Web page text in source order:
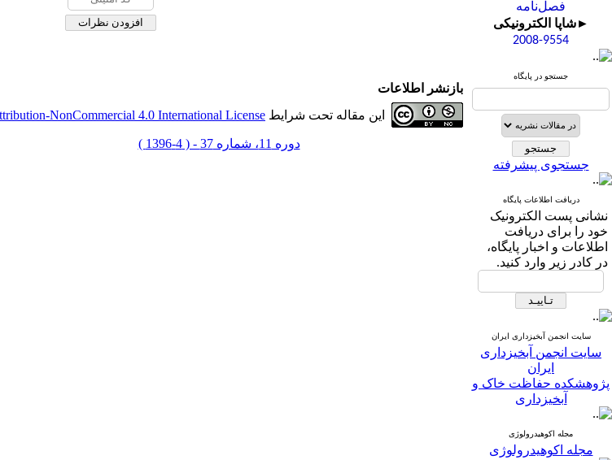
فصل‌نامه
►شاپا الکترونیکی
2008-9554
جستجو در پایگاه
جستجوی پیشرفته
دریافت اطلاعات پایگاه
نشانی پست الکترونیک
خود را برای دریافت
اطلاعات و اخبار پایگاه،
در کادر زیر وارد کنید.
سایت انجمن آبخیزداری ایران
سایت انجمن آبخیزداری
ایران
پژوهشکده حفاظت خاک و
آبخیزداری
مجله اکوهیدرولوژی
مجله اکوهیدرولوژی
بازنشر اطلاعات
این مقاله تحت شرایط NonCommercial 4.0 International License
دوره 11، شماره 37 - ( 4-1396 )